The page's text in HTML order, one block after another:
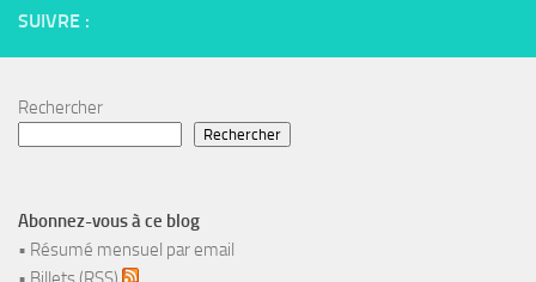
SUIVRE :
Rechercher
Rechercher
Abonnez-vous à ce blog
• Résumé mensuel par email